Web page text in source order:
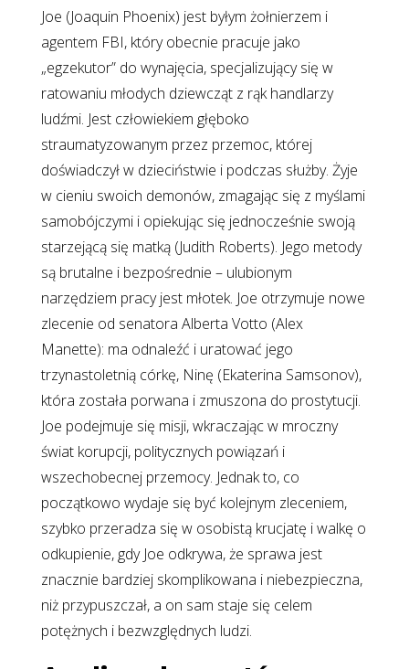
Joe (Joaquin Phoenix) jest byłym żołnierzem i
agentem FBI, który obecnie pracuje jako
„egzekutor” do wynajęcia, specjalizujący się w
ratowaniu młodych dziewcząt z rąk handlarzy
ludźmi. Jest człowiekiem głęboko
straumatyzowanym przez przemoc, której
doświadczył w dzieciństwie i podczas służby. Żyje
w cieniu swoich demonów, zmagając się z myślami
samobójczymi i opiekując się jednocześnie swoją
starzejącą się matką (Judith Roberts). Jego metody
są brutalne i bezpośrednie – ulubionym
narzędziem pracy jest młotek. Joe otrzymuje nowe
zlecenie od senatora Alberta Votto (Alex
Manette): ma odnaleźć i uratować jego
trzynastoletnią córkę, Ninę (Ekaterina Samsonov),
która została porwana i zmuszona do prostytucji.
Joe podejmuje się misji, wkraczając w mroczny
świat korupcji, politycznych powiązań i
wszechobecnej przemocy. Jednak to, co
początkowo wydaje się być kolejnym zleceniem,
szybko przeradza się w osobistą krucjatę i walkę o
odkupienie, gdy Joe odkrywa, że sprawa jest
znacznie bardziej skomplikowana i niebezpieczna,
niż przypuszczał, a on sam staje się celem
potężnych i bezwzględnych ludzi.